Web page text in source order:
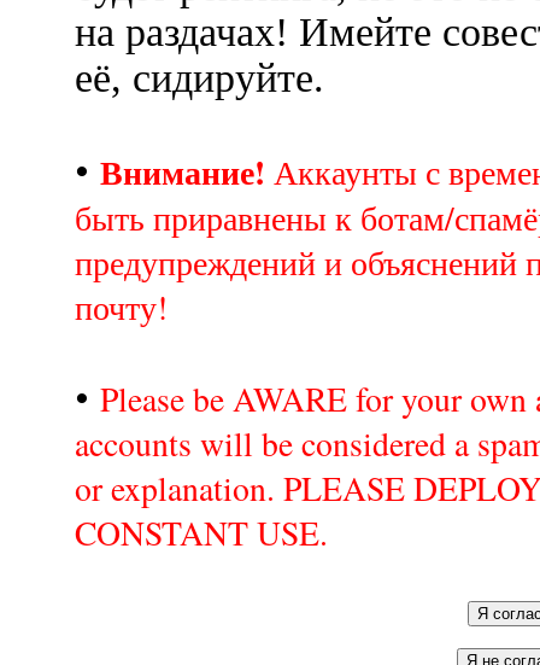
на раздачах! Имейте
её, сидируйте.
• Внимание! Аккаунты с
быть приравнены к ботам/
предупреждений и объяснений
почту!
• Please be AWARE for your
accounts will be considered a
or explanation. PLEASE
CONSTANT USE.